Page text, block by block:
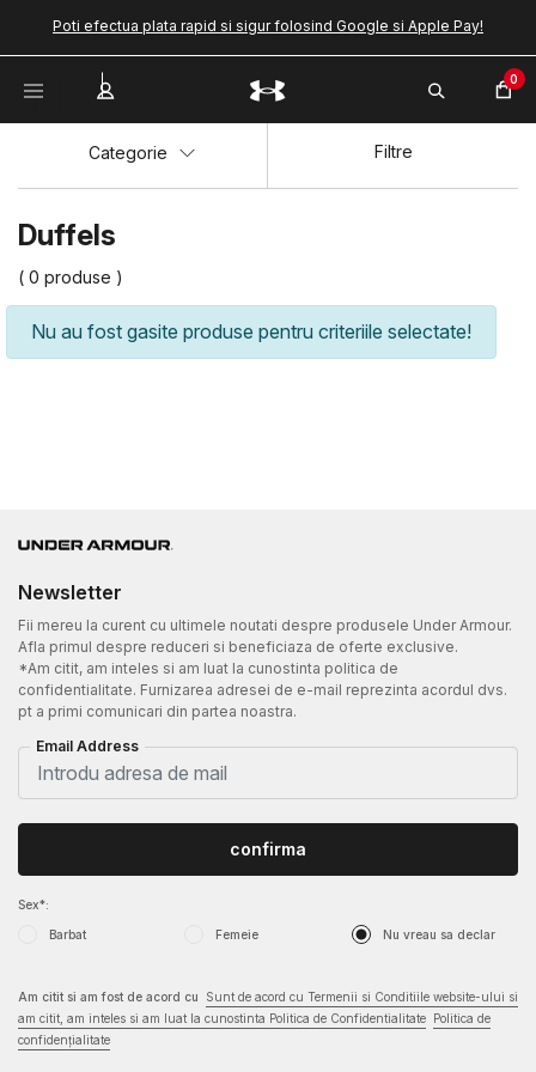
Poti efectua plata rapid si sigur folosind Google si Apple Pay!
0
Duffels
( 0 produse )
Categorie Filtre
Nu au fost gasite produse pentru criteriile selectate!
Newsletter
Fii mereu la curent cu ultimele noutati despre produsele Under Armour.
Afla primul despre reduceri si beneficiaza de oferte exclusive.
*Am citit, am inteles si am luat la cunostinta politica de
confidentialitate. Furnizarea adresei de e-mail reprezinta acordul dvs.
pt a primi comunicari din partea noastra.
Email Address
Sex*:
Barbat Femeie Nu vreau sa declar
confirma
Am citit si am fost de acord cu
Sunt de acord cu Termenii si Conditiile website-ului si
am citit, am inteles si am luat la cunostinta Politica de Confidentialitate Politica de
confidențialitate